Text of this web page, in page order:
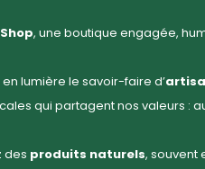
, une boutique engagée,
en lumière le savoir-faire d’
qui partagent nos valeurs :
des produits naturels, souvent